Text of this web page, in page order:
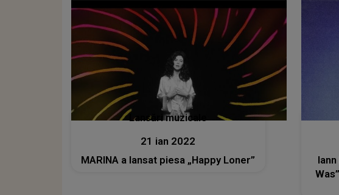
Lansări muzicale
21 ian 2022
MARINA a lansat piesa „Happy Loner”